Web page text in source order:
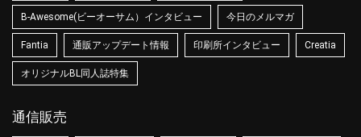
B-Awesome(ビーオーサム）インタビュー 今日のメルマガ
Fantia 通販アップデート情報 印刷所インタビュー Creatia
オリジナルBL同人誌特集
通信販売